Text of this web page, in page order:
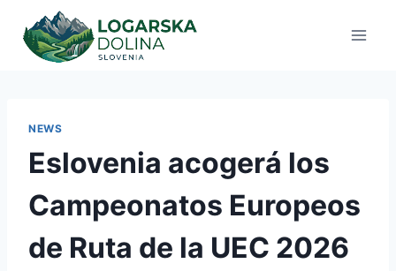
contenido
NEWS
Eslovenia acogerá los
Campeonatos Europeos
de Ruta de la UEC 2026